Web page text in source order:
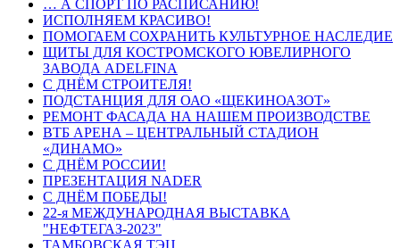
… А СПОРТ ПО РАСПИСАНИЮ!
ИСПОЛНЯЕМ КРАСИВО!
ПОМОГАЕМ СОХРАНИТЬ КУЛЬТУРНОЕ НАСЛЕДИЕ
ЩИТЫ ДЛЯ КОСТРОМСКОГО ЮВЕЛИРНОГО
ЗАВОДА ADELFINA
С ДНЁМ СТРОИТЕЛЯ!
ПОДСТАНЦИЯ ДЛЯ ОАО «ЩЕКИНОАЗОТ»
РЕМОНТ ФАСАДА НА НАШЕМ ПРОИЗВОДСТВЕ
ВТБ АРЕНА – ЦЕНТРАЛЬНЫЙ СТАДИОН
«ДИНАМО»
С ДНЁМ РОССИИ!
ПРЕЗЕНТАЦИЯ NADER
С ДНЁМ ПОБЕДЫ!
22-я МЕЖДУНАРОДНАЯ ВЫСТАВКА
"НЕФТЕГАЗ-2023"
ТАМБОВСКАЯ ТЭЦ